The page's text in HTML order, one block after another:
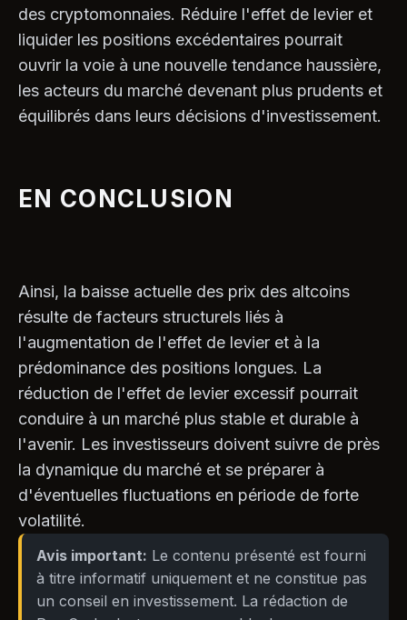
des cryptomonnaies. Réduire l'effet de levier et
liquider les positions excédentaires pourrait
ouvrir la voie à une nouvelle tendance haussière,
les acteurs du marché devenant plus prudents et
équilibrés dans leurs décisions d'investissement.
EN CONCLUSION
Ainsi, la baisse actuelle des prix des altcoins
résulte de facteurs structurels liés à
l'augmentation de l'effet de levier et à la
prédominance des positions longues. La
réduction de l'effet de levier excessif pourrait
conduire à un marché plus stable et durable à
l'avenir. Les investisseurs doivent suivre de près
la dynamique du marché et se préparer à
d'éventuelles fluctuations en période de forte
volatilité.
Avis important: Le contenu présenté est fourni
à titre informatif uniquement et ne constitue pas
un conseil en investissement. La rédaction de